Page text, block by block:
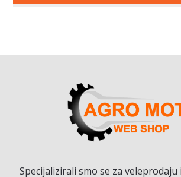
Specijalizirali smo se za